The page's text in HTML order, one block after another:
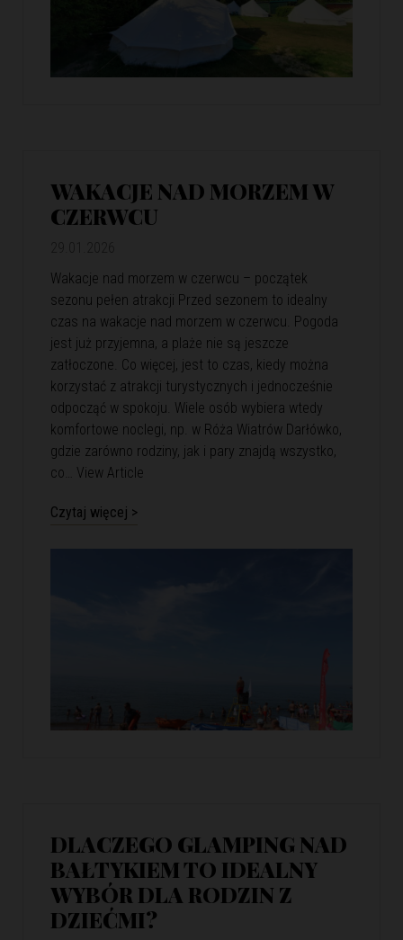
WAKACJE NAD MORZEM W
CZERWCU
Wakacje nad morzem w czerwcu – początek
sezonu pełen atrakcji Przed sezonem to idealny
czas na wakacje nad morzem w czerwcu. Pogoda
jest już przyjemna, a plaże nie są jeszcze
zatłoczone. Co więcej, jest to czas, kiedy można
korzystać z atrakcji turystycznych i jednocześnie
odpocząć w spokoju. Wiele osób wybiera wtedy
komfortowe noclegi, np. w Róża Wiatrów Darłówko,
gdzie zarówno rodziny, jak i pary znajdą wszystko,
co… View Article
Czytaj więcej >
DLACZEGO GLAMPING NAD
BAŁTYKIEM TO IDEALNY
WYBÓR DLA RODZIN Z
DZIEĆMI?